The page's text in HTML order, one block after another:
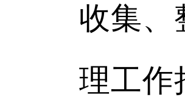
收集、
理工作